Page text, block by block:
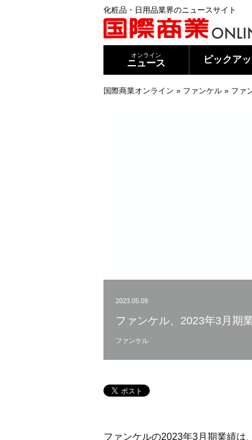
化粧品・日用品業界のニュースサイト
オンライン
ニュース ピックア
国際商業オンライン » ファンケル » ファ
2023.05.09
ファンケル、2023年3月期
ファンケル
ファンケルの2023年3月期業績は